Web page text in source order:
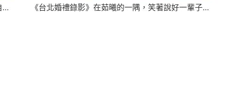
《新北婚禮錄影》來波中式秀禾閃光彈，請大家自備墨鏡！/早儀晚宴SDE 《台北婚禮錄影》在茹曦的一隅，笑著說好一輩子/SDE快剪快播